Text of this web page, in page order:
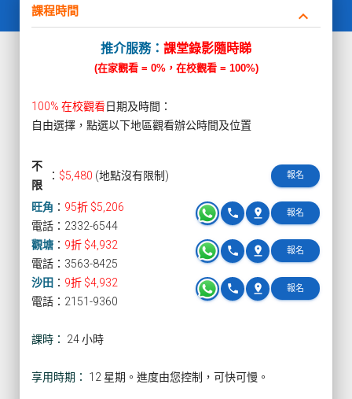
課程時間 keyboard_arrow_down
推介服務： 課堂錄影隨時睇
(在家觀看 = 0%，在校觀看 = 100%)
100% 在校觀看日期及時間：
自由選擇，點選以下地區觀看辦公時間及位置
不
限
： $5,480 (地點沒有限制) 報名
旺角 ： 95折 $5,206 報名
pin_drop
phone
電話：2332-6544
觀塘 ： 9折 $4,932 報名
pin_drop
phone
電話：3563-8425
沙田 ： 9折 $4,932 報名
pin_drop
phone
電話：2151-9360
課時： 24 小時
享用時期： 12 星期。進度由您控制，可快可慢。